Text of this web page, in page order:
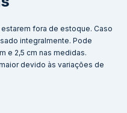
fora de estoque. Caso
integralmente. Pode
e 2,5 cm nas medidas.
devido às variações de